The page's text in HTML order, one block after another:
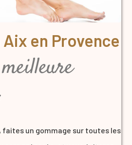
en Provence
faites un gommage sur toutes les